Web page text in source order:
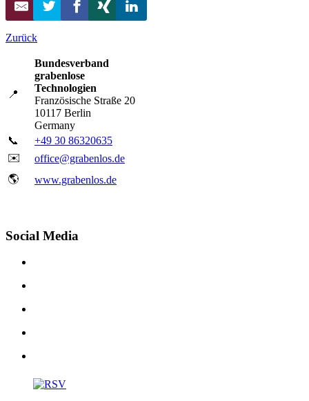
Zurück
📍
Bundesverband
grabenlose
Technologien
Französische Straße 20
10117 Berlin
Germany
📞
+49 30 86320635
✉️
office@grabenlos.de
🌎
www.grabenlos.de
Social Media